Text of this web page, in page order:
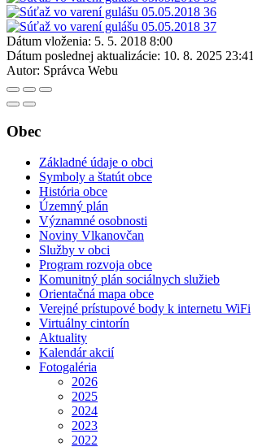
Dátum vloženia: 5. 5. 2018 8:00
Dátum poslednej aktualizácie: 10. 8. 2025 23:41
Autor: Správca Webu
Obec
Základné údaje o obci
Symboly a štatút obce
História obce
Územný plán
Významné osobnosti
Noviny Vlkanovčan
Služby v obci
Program rozvoja obce
Komunitný plán sociálnych služieb
Orientačná mapa obce
Verejné prístupové body k internetu WiFi
Virtuálny cintorín
Aktuality
Kalendár akcií
Fotogaléria
2026
2025
2024
2023
2022